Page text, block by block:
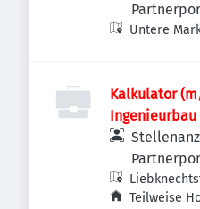
Untere
Kalkulator
Ingenieurbau
Vaihingen,
Teilweise